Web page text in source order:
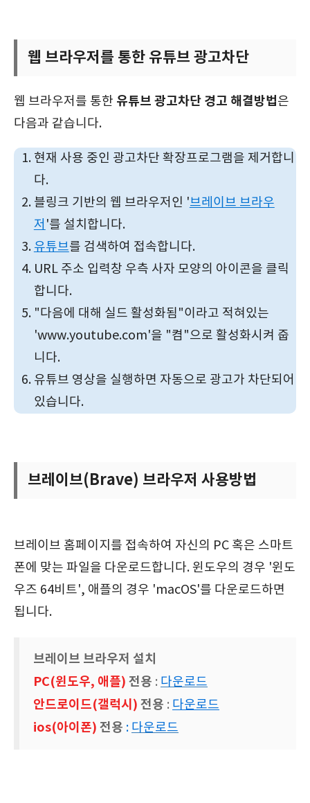
웹 브라우저를 통한 유튜브 광고차단
웹 브라우저를 통한 유튜브 광고차단 경고 해결방법은
다음과 같습니다.
현재 사용 중인 광고차단 확장프로그램을 제거합니
다.
블링크 기반의 웹 브라우저인 '브레이브 브라우
저 '를 설치합니다.
유튜브를 검색하여 접속합니다.
URL 주소 입력창 우측 사자 모양의 아이콘을 클릭
합니다.
"다음에 대해 실드 활성화됨"이라고 적혀있는
'www.youtube.com'을 "켬"으로 활성화시켜 줍
니다.
유튜브 영상을 실행하면 자동으로 광고가 차단되어
있습니다.
브레이브(Brave) 브라우저 사용방법
브레이브 홈페이지를 접속하여 자신의 PC 혹은 스마트
폰에 맞는 파일을 다운로드합니다. 윈도우의 경우 '윈도
우즈 64비트', 애플의 경우 'macOS'를 다운로드하면
됩니다.
브레이브 브라우저 설치
PC(윈도우, 애플) 전용 : 다운로드
안드로이드(갤럭시) 전용 : 다운로드
ios(아이폰) 전용 : 다운로드